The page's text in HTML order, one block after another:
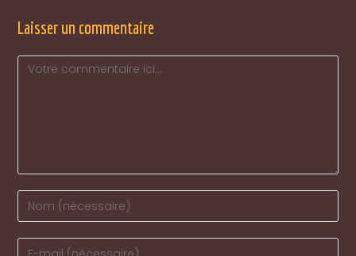
Laisser un commentaire
Comment
Enter
your
name
Enter